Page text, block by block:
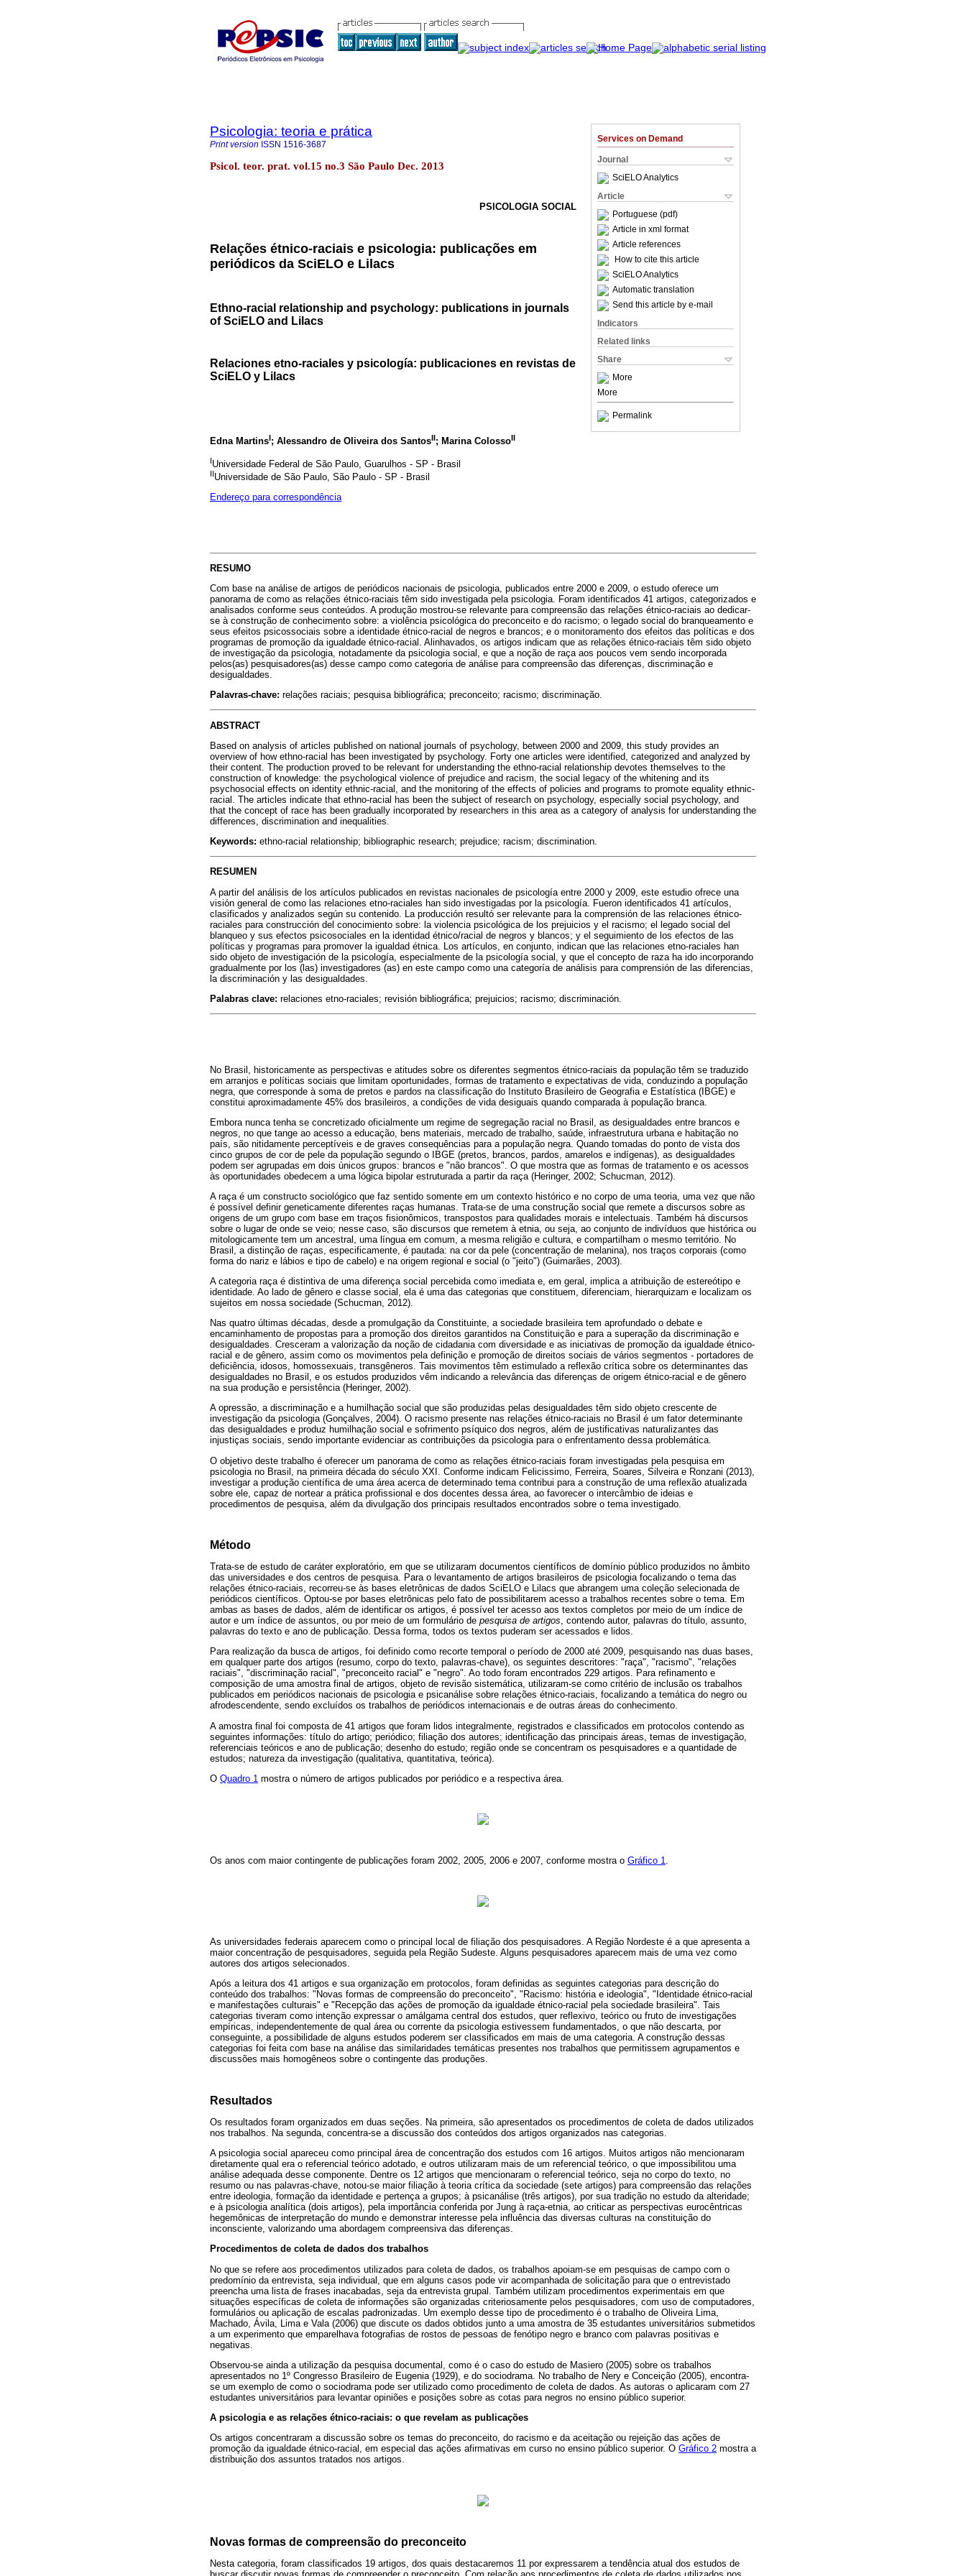
Services on Demand
Journal
SciELO Analytics
Article
Portuguese (pdf)
Article in xml format
Article references
How to cite this article
SciELO Analytics
Automatic translation
Send this article by e-mail
Indicators
Related links
Share
More
More
Permalink
Psicologia: teoria e prática
Print version ISSN 1516-3687
Psicol. teor. prat. vol.15 no.3 São Paulo Dec. 2013
PSICOLOGIA SOCIAL
Relações étnico-raciais e psicologia: publicações em
periódicos da SciELO e Lilacs
Ethno-racial relationship and psychology: publications in journals
of SciELO and Lilacs
Relaciones etno-raciales y psicología: publicaciones en revistas de
SciELO y Lilacs
Edna MartinsI; Alessandro de Oliveira dos SantosII; Marina ColossoII
IUniversidade Federal de São Paulo, Guarulhos - SP - Brasil
IIUniversidade de São Paulo, São Paulo - SP - Brasil
Endereço para correspondência
RESUMO
Com base na análise de artigos de periódicos nacionais de psicologia, publicados entre 2000 e 2009, o estudo oferece um
panorama de como as relações étnico-raciais têm sido investigada pela psicologia. Foram identificados 41 artigos, categorizados e
analisados conforme seus conteúdos. A produção mostrou-se relevante para compreensão das relações étnico-raciais ao dedicar-
se à construção de conhecimento sobre: a violência psicológica do preconceito e do racismo; o legado social do branqueamento e
seus efeitos psicossociais sobre a identidade étnico-racial de negros e brancos; e o monitoramento dos efeitos das políticas e dos
programas de promoção da igualdade étnico-racial. Alinhavados, os artigos indicam que as relações étnico-raciais têm sido objeto
de investigação da psicologia, notadamente da psicologia social, e que a noção de raça aos poucos vem sendo incorporada
pelos(as) pesquisadores(as) desse campo como categoria de análise para compreensão das diferenças, discriminação e
desigualdades.
Palavras-chave: relações raciais; pesquisa bibliográfica; preconceito; racismo; discriminação.
ABSTRACT
Based on analysis of articles published on national journals of psychology, between 2000 and 2009, this study provides an
overview of how ethno-racial has been investigated by psychology. Forty one articles were identified, categorized and analyzed by
their content. The production proved to be relevant for understanding the ethno-racial relationship devotes themselves to the
construction of knowledge: the psychological violence of prejudice and racism, the social legacy of the whitening and its
psychosocial effects on identity ethnic-racial, and the monitoring of the effects of policies and programs to promote equality ethnic-
racial. The articles indicate that ethno-racial has been the subject of research on psychology, especially social psychology, and
that the concept of race has been gradually incorporated by researchers in this area as a category of analysis for understanding the
differences, discrimination and inequalities.
Keywords: ethno-racial relationship; bibliographic research; prejudice; racism; discrimination.
RESUMEN
A partir del análisis de los artículos publicados en revistas nacionales de psicología entre 2000 y 2009, este estudio ofrece una
visión general de como las relaciones etno-raciales han sido investigadas por la psicología. Fueron identificados 41 artículos,
clasificados y analizados según su contenido. La producción resultó ser relevante para la comprensión de las relaciones étnico-
raciales para construcción del conocimiento sobre: la violencia psicológica de los prejuicios y el racismo; el legado social del
blanqueo y sus efectos psicosociales en la identidad étnico/racial de negros y blancos; y el seguimiento de los efectos de las
políticas y programas para promover la igualdad étnica. Los artículos, en conjunto, indican que las relaciones etno-raciales han
sido objeto de investigación de la psicología, especialmente de la psicología social, y que el concepto de raza ha ido incorporando
gradualmente por los (las) investigadores (as) en este campo como una categoría de análisis para comprensión de las diferencias,
la discriminación y las desigualdades.
Palabras clave: relaciones etno-raciales; revisión bibliográfica; prejuicios; racismo; discriminación.
No Brasil, historicamente as perspectivas e atitudes sobre os diferentes segmentos étnico-raciais da população têm se traduzido
em arranjos e políticas sociais que limitam oportunidades, formas de tratamento e expectativas de vida, conduzindo a população
negra, que corresponde à soma de pretos e pardos na classificação do Instituto Brasileiro de Geografia e Estatística (IBGE) e
constitui aproximadamente 45% dos brasileiros, a condições de vida desiguais quando comparada à população branca.
Embora nunca tenha se concretizado oficialmente um regime de segregação racial no Brasil, as desigualdades entre brancos e
negros, no que tange ao acesso a educação, bens materiais, mercado de trabalho, saúde, infraestrutura urbana e habitação no
país, são nitidamente perceptíveis e de graves consequências para a população negra. Quando tomadas do ponto de vista dos
cinco grupos de cor de pele da população segundo o IBGE (pretos, brancos, pardos, amarelos e indígenas), as desigualdades
podem ser agrupadas em dois únicos grupos: brancos e "não brancos". O que mostra que as formas de tratamento e os acessos
às oportunidades obedecem a uma lógica bipolar estruturada a partir da raça (Heringer, 2002; Schucman, 2012).
A raça é um constructo sociológico que faz sentido somente em um contexto histórico e no corpo de uma teoria, uma vez que não
é possível definir geneticamente diferentes raças humanas. Trata-se de uma construção social que remete a discursos sobre as
origens de um grupo com base em traços fisionômicos, transpostos para qualidades morais e intelectuais. Também há discursos
sobre o lugar de onde se veio; nesse caso, são discursos que remetem à etnia, ou seja, ao conjunto de indivíduos que histórica ou
mitologicamente tem um ancestral, uma língua em comum, a mesma religião e cultura, e compartilham o mesmo território. No
Brasil, a distinção de raças, especificamente, é pautada: na cor da pele (concentração de melanina), nos traços corporais (como
forma do nariz e lábios e tipo de cabelo) e na origem regional e social (o "jeito") (Guimarães, 2003).
A categoria raça é distintiva de uma diferença social percebida como imediata e, em geral, implica a atribuição de estereótipo e
identidade. Ao lado de gênero e classe social, ela é uma das categorias que constituem, diferenciam, hierarquizam e localizam os
sujeitos em nossa sociedade (Schucman, 2012).
Nas quatro últimas décadas, desde a promulgação da Constituinte, a sociedade brasileira tem aprofundado o debate e
encaminhamento de propostas para a promoção dos direitos garantidos na Constituição e para a superação da discriminação e
desigualdades. Cresceram a valorização da noção de cidadania com diversidade e as iniciativas de promoção da igualdade étnico-
racial e de gênero, assim como os movimentos pela definição e promoção de direitos sociais de vários segmentos - portadores de
deficiência, idosos, homossexuais, transgêneros. Tais movimentos têm estimulado a reflexão crítica sobre os determinantes das
desigualdades no Brasil, e os estudos produzidos vêm indicando a relevância das diferenças de origem étnico-racial e de gênero
na sua produção e persistência (Heringer, 2002).
A opressão, a discriminação e a humilhação social que são produzidas pelas desigualdades têm sido objeto crescente de
investigação da psicologia (Gonçalves, 2004). O racismo presente nas relações étnico-raciais no Brasil é um fator determinante
das desigualdades e produz humilhação social e sofrimento psíquico dos negros, além de justificativas naturalizantes das
injustiças sociais, sendo importante evidenciar as contribuições da psicologia para o enfrentamento dessa problemática.
O objetivo deste trabalho é oferecer um panorama de como as relações étnico-raciais foram investigadas pela pesquisa em
psicologia no Brasil, na primeira década do século XXI. Conforme indicam Felicissimo, Ferreira, Soares, Silveira e Ronzani (2013),
investigar a produção científica de uma área acerca de determinado tema contribui para a construção de uma reflexão atualizada
sobre ele, capaz de nortear a prática profissional e dos docentes dessa área, ao favorecer o intercâmbio de ideias e
procedimentos de pesquisa, além da divulgação dos principais resultados encontrados sobre o tema investigado.
Método
Trata-se de estudo de caráter exploratório, em que se utilizaram documentos científicos de domínio público produzidos no âmbito
das universidades e dos centros de pesquisa. Para o levantamento de artigos brasileiros de psicologia focalizando o tema das
relações étnico-raciais, recorreu-se às bases eletrônicas de dados SciELO e Lilacs que abrangem uma coleção selecionada de
periódicos científicos. Optou-se por bases eletrônicas pelo fato de possibilitarem acesso a trabalhos recentes sobre o tema. Em
ambas as bases de dados, além de identificar os artigos, é possível ter acesso aos textos completos por meio de um índice de
autor e um índice de assuntos, ou por meio de um formulário de pesquisa de artigos, contendo autor, palavras do título, assunto,
palavras do texto e ano de publicação. Dessa forma, todos os textos puderam ser acessados e lidos.
Para realização da busca de artigos, foi definido como recorte temporal o período de 2000 até 2009, pesquisando nas duas bases,
em qualquer parte dos artigos (resumo, corpo do texto, palavras-chave), os seguintes descritores: "raça", "racismo", "relações
raciais", "discriminação racial", "preconceito racial" e "negro". Ao todo foram encontrados 229 artigos. Para refinamento e
composição de uma amostra final de artigos, objeto de revisão sistemática, utilizaram-se como critério de inclusão os trabalhos
publicados em periódicos nacionais de psicologia e psicanálise sobre relações étnico-raciais, focalizando a temática do negro ou
afrodescendente, sendo excluídos os trabalhos de periódicos internacionais e de outras áreas do conhecimento.
A amostra final foi composta de 41 artigos que foram lidos integralmente, registrados e classificados em protocolos contendo as
seguintes informações: título do artigo; periódico; filiação dos autores; identificação das principais áreas, temas de investigação,
referenciais teóricos e ano de publicação; desenho do estudo; região onde se concentram os pesquisadores e a quantidade de
estudos; natureza da investigação (qualitativa, quantitativa, teórica).
O Quadro 1 mostra o número de artigos publicados por periódico e a respectiva área.
Os anos com maior contingente de publicações foram 2002, 2005, 2006 e 2007, conforme mostra o Gráfico 1
As universidades federais aparecem como o principal local de filiação dos pesquisadores. A Região Nordeste é a que apresenta a
maior concentração de pesquisadores, seguida pela Região Sudeste. Alguns pesquisadores aparecem mais de uma vez como
autores dos artigos selecionados.
Após a leitura dos 41 artigos e sua organização em protocolos, foram definidas as seguintes categorias para descrição do
conteúdo dos trabalhos: "Novas formas de compreensão do preconceito", "Racismo: história e ideologia", "Identidade étnico-racial
e manifestações culturais" e "Recepção das ações de promoção da igualdade étnico-racial pela sociedade brasileira". Tais
categorias tiveram como intenção expressar o amálgama central dos estudos, quer reflexivo, teórico ou fruto de investigações
empíricas, independentemente de qual área ou corrente da psicologia estivessem fundamentados, o que não descarta, por
conseguinte, a possibilidade de alguns estudos poderem ser classificados em mais de uma categoria. A construção dessas
categorias foi feita com base na análise das similaridades temáticas presentes nos trabalhos que permitissem agrupamentos e
discussões mais homogêneos sobre o contingente das produções.
Resultados
Os resultados foram organizados em duas seções. Na primeira, são apresentados os procedimentos de coleta de dados utilizados
nos trabalhos. Na segunda, concentra-se a discussão dos conteúdos dos artigos organizados nas categorias.
A psicologia social apareceu como principal área de concentração dos estudos com 16 artigos. Muitos artigos não mencionaram
diretamente qual era o referencial teórico adotado, e outros utilizaram mais de um referencial teórico, o que impossibilitou uma
análise adequada desse componente. Dentre os 12 artigos que mencionaram o referencial teórico, seja no corpo do texto, no
resumo ou nas palavras-chave, notou-se maior filiação à teoria crítica da sociedade (sete artigos) para compreensão das relações
entre ideologia, formação da identidade e pertença a grupos; à psicanálise (três artigos), por sua tradição no estudo da alteridade;
e à psicologia analítica (dois artigos), pela importância conferida por Jung à raça-etnia, ao criticar as perspectivas eurocêntricas
hegemônicas de interpretação do mundo e demonstrar interesse pela influência das diversas culturas na constituição do
inconsciente, valorizando uma abordagem compreensiva das diferenças.
Procedimentos de coleta de dados dos trabalhos
No que se refere aos procedimentos utilizados para coleta de dados, os trabalhos apoiam-se em pesquisas de campo com o
predomínio da entrevista, seja individual, que em alguns casos pode vir acompanhada de solicitação para que o entrevistado
preencha uma lista de frases inacabadas, seja da entrevista grupal. Também utilizam procedimentos experimentais em que
situações específicas de coleta de informações são organizadas criteriosamente pelos pesquisadores, com uso de computadores,
formulários ou aplicação de escalas padronizadas. Um exemplo desse tipo de procedimento é o trabalho de Oliveira Lima,
Machado, Ávila, Lima e Vala (2006) que discute os dados obtidos junto a uma amostra de 35 estudantes universitários submetidos
a um experimento que emparelhava fotografias de rostos de pessoas de fenótipo negro e branco com palavras positivas e
negativas.
Observou-se ainda a utilização da pesquisa documental, como é o caso do estudo de Masiero (2005) sobre os trabalhos
apresentados no 1º Congresso Brasileiro de Eugenia (1929), e do sociodrama. No trabalho de Nery e Conceição (2005), encontra-
se um exemplo de como o sociodrama pode ser utilizado como procedimento de coleta de dados. As autoras o aplicaram com 27
estudantes universitários para levantar opiniões e posições sobre as cotas para negros no ensino público superior.
A psicologia e as relações étnico-raciais: o que revelam as publicações
Os artigos concentraram a discussão sobre os temas do preconceito, do racismo e da aceitação ou rejeição das ações de
promoção da igualdade étnico-racial, em especial das ações afirmativas em curso no ensino público superior. O Gráfico 2 mostra a
distribuição dos assuntos tratados nos artigos.
Novas formas de compreensão do preconceito
Nesta categoria, foram classificados 19 artigos, dos quais destacaremos 11 por expressarem a tendência atual dos estudos de